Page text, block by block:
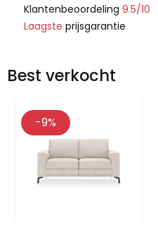
Klantenbeoordeling 9.5/10
Laagste prijsgarantie
Best verkocht
-9%